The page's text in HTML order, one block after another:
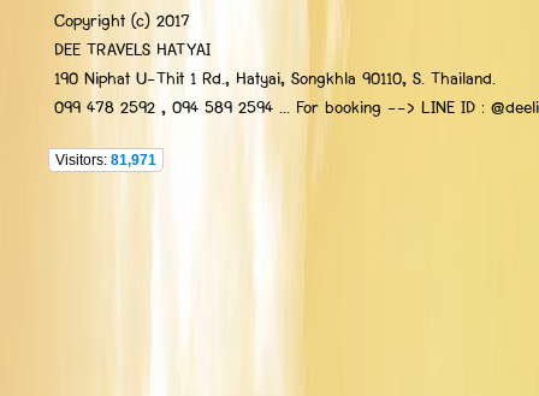
Copyright (c) 2017
DEE TRAVELS HATYAI
190 Niphat U-Thit 1 Rd., Hatyai, Songkhla 90110, S. Thailand.
099 478 2592 , 094 589 2594 ... For booking --> LINE ID :
Visitors: 81,971